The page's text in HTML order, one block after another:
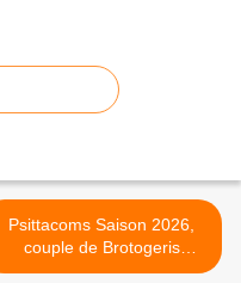
Psittacoms Saison 2026,
couple de Brotogeris
pyrrhopterus du Box N°3. >